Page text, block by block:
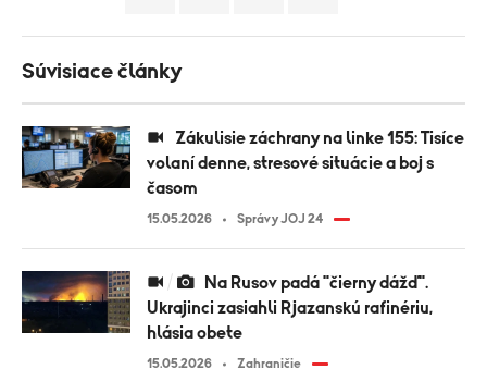
Súvisiace články
volaní denne, stresové situácie a boj s
časom
15.05.2026 Správy JOJ 24
Ukrajinci zasiahli Rjazanskú rafinériu,
hlásia obete
15.05.2026 Zahraničie